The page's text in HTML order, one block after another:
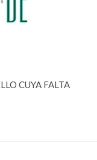
CUYA FALTA